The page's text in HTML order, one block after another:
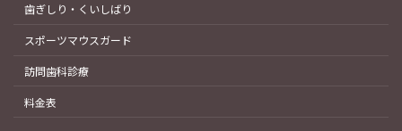
歯ぎしり・くいしばり
スポーツマウスガード
訪問歯科診療
料金表